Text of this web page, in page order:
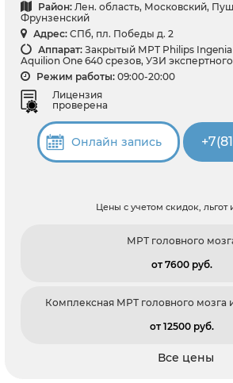
Район: Лен. область, Московский,
Фрунзенский
Адрес: СПб, пл. Победы д. 2
Аппарат: Закрытый МРТ Philips Ingenia
Aquilion One 640 срезов, УЗИ
Режим работы: 09:00-20:00
Лицензия
проверена
Онлайн запись
Цены с учетом скидок, льгот
МРТ головного
от 7600 pуб.
Комплексная МРТ головного мозга
от 12500 pуб.
Все цены